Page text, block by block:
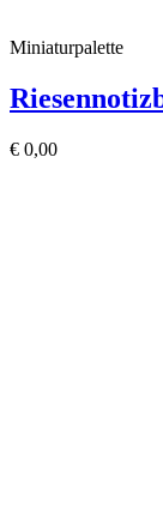
Miniaturpalette
€ 0,00